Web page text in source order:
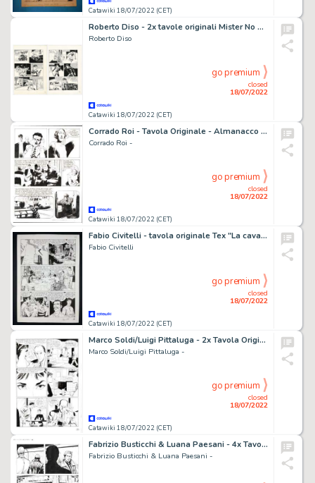
Catawiki 18/07/2022 (CET)
Roberto Diso - 2x tavole originali Mister No # 153 "Il Tesoro Scomparso" - (1988)
Roberto Diso
Catawiki 18/07/2022 (CET)
closed
18/07/2022
go premium
Corrado Roi - Tavola Originale - Almanacco della paura 2004 - "Le notti di Halloween" - (2004)
Corrado Roi -
Catawiki 18/07/2022 (CET)
closed
18/07/2022
go premium
Fabio Civitelli - tavola originale Tex "La cavalcata del morto" - (2012)
Fabio Civitelli
Catawiki 18/07/2022 (CET)
closed
18/07/2022
go premium
Marco Soldi/Luigi Pittaluga - 2x Tavola Originale - Julia n. 89 - "Un mondo di Pugni" - (2006)
Marco Soldi/Luigi Pittaluga -
Catawiki 18/07/2022 (CET)
closed
18/07/2022
go premium
Fabrizio Busticchi & Luana Paesani - 4x Tavola Originale - Nathan Never n. 336 - "Incubi e paradisi" - (2019)
Fabrizio Busticchi & Luana Paesani -